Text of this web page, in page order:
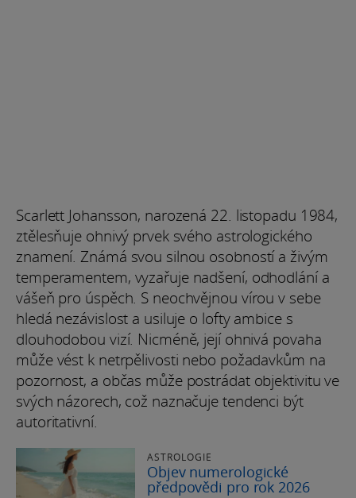
Scarlett Johansson, narozená 22. listopadu 1984,
ztělesňuje ohnivý prvek svého astrologického
znamení. Známá svou silnou osobností a živým
temperamentem, vyzařuje nadšení, odhodlání a
vášeň pro úspěch. S neochvějnou vírou v sebe
hledá nezávislost a usiluje o lofty ambice s
dlouhodobou vizí. Nicméně, její ohnivá povaha
může vést k netrpělivosti nebo požadavkům na
pozornost, a občas může postrádat objektivitu ve
svých názorech, což naznačuje tendenci být
autoritativní.
ASTROLOGIE
Objev numerologické
předpovědi pro rok 2026